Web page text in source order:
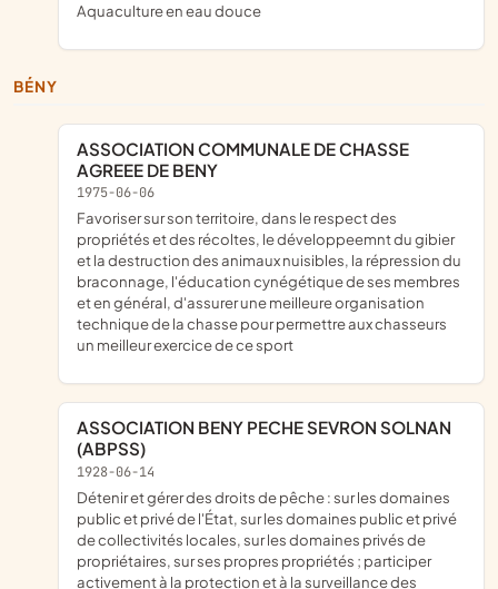
Aquaculture en eau douce
BÉNY
ASSOCIATION COMMUNALE DE CHASSE
AGREEE DE BENY
1975-06-06
favoriser sur son territoire, dans le respect des
propriétés et des récoltes, le développeemnt du gibier
et la destruction des animaux nuisibles, la répression du
braconnage, l'éducation cynégétique de ses membres
et en général, d'assurer une meilleure organisation
technique de la chasse pour permettre aux chasseurs
un meilleur exercice de ce sport
ASSOCIATION BENY PECHE SEVRON SOLNAN
(ABPSS)
1928-06-14
détenir et gérer des droits de pêche : sur les domaines
public et privé de l'État, sur les domaines public et privé
de collectivités locales, sur les domaines privés de
propriétaires, sur ses propres propriétés ; participer
activement à la protection et à la surveillance des